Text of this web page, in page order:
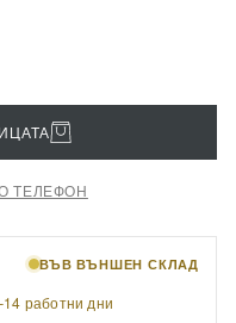
ТЕЛЕФОН
ВЪВ ВЪНШЕН СКЛАД
работни дни